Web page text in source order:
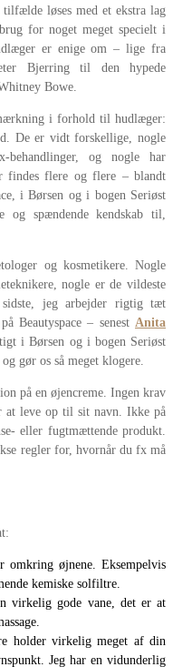
løses med et ekstra lag
for noget meget specielt i
er enige om – lige fra
Bjerring til den hypede
Bowe.
i forhold til hudlæger:
De er vidt forskellige, nogle
behandlinger, og nogle har
findes flere og flere – blandt
i Børsen og i bogen Seriøst
og spændende kendskab til,
og kosmetikere. Nogle
nogle er de vildeste
sidste, jeg arbejder rigtig tæt
Beautyspace – senest Anita
i Børsen og i bogen Seriøst
gør os så meget klogere.
på en øjencreme. Ingen krav
at leve op til sit navn. Ikke på
eller fugtmættende produkt.
regler for, hvornår du fx må
øjnene. Eksempelvis
kemiske solfiltre.
virkelig gode vane, det er at
holder virkelig meget af din
Jeg har en vidunderlig